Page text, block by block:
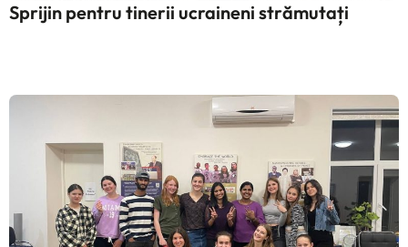
Sprijin pentru tinerii ucraineni strămutați